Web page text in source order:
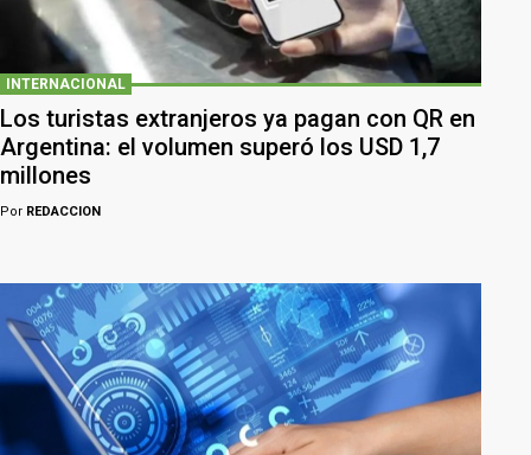
INTERNACIONAL
Los turistas extranjeros ya pagan con QR en
Argentina: el volumen superó los USD 1,7
millones
Por REDACCION